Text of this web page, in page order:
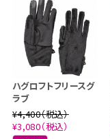
ハグロフトフリースグ
ラブ
¥4,400（税込）
¥3,080（税込）